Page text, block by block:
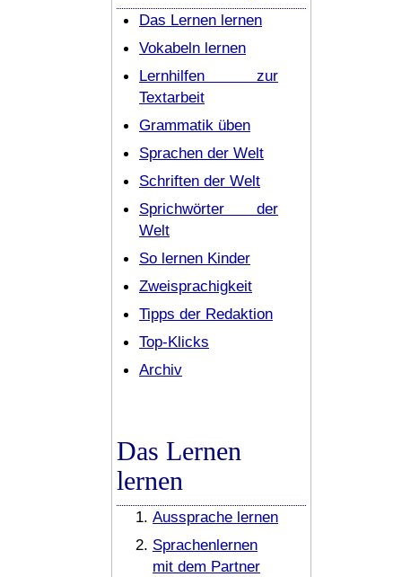
Das Lernen lernen
Vokabeln lernen
Lernhilfen zur
Textarbeit
Grammatik üben
Sprachen der Welt
Schriften der Welt
Sprichwörter der
Welt
So lernen Kinder
Zweisprachigkeit
Tipps der Redaktion
Top-Klicks
Archiv
Das Lernen
lernen
Aussprache lernen
Sprachenlernen
mit dem Partner